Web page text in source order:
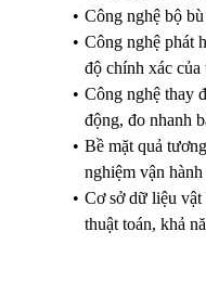
Công nghệ bộ
Công nghệ phát
độ chính xác của
Công nghệ thay
động, đo nhanh
Bề mặt quả
nghiệm vận
Cơ sở dữ liệu
thuật toán, khả